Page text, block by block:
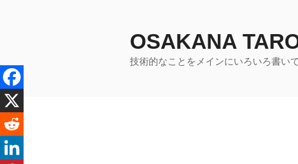
へ
ス
キ
プ
OSAKANA
技術的なことをメインにいろいろ書い